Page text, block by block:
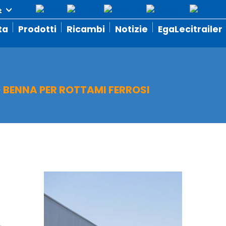
Prodotti Ricambi Notizie EgaLecitrailer
BENNA PER ROTTAMI FERROSI